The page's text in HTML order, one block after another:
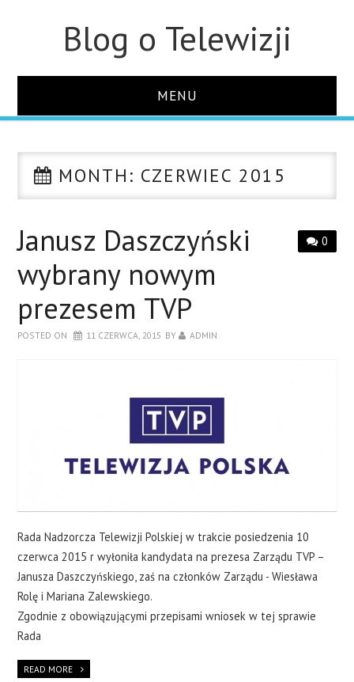
Blog o Telewizji
MENU
O STRONIEMONTH: CZERWIEC 2015
0
Janusz Daszczyński
wybrany nowym
prezesem TVP
POSTED ON 11 CZERWCA, 2015 BY ADMIN
Rada Nadzorcza Telewizji Polskiej w trakcie posiedzenia 10
czerwca 2015 r wyłoniła kandydata na prezesa Zarządu TVP –
Janusza Daszczyńskiego, zaś na członków Zarządu - Wiesława
Rolę i Mariana Zalewskiego.
Zgodnie z obowiązującymi przepisami wniosek w tej sprawie
Rada
READ MORE